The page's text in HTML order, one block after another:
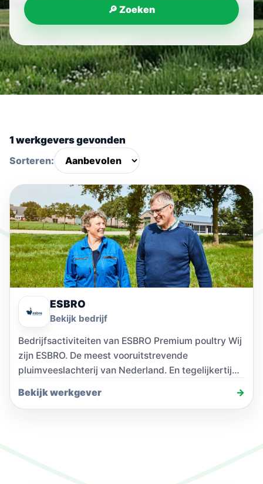
🔎 Zoeken
1 werkgevers gevonden
Sorteren:
ESBRO
Bekijk bedrijf
Bedrijfsactiviteiten van ESBRO Premium poultry Wij
zijn ESBRO. De meest vooruitstrevende
pluimveeslachterij van Nederland. En tegelijkertijd
Bekijk werkgever →